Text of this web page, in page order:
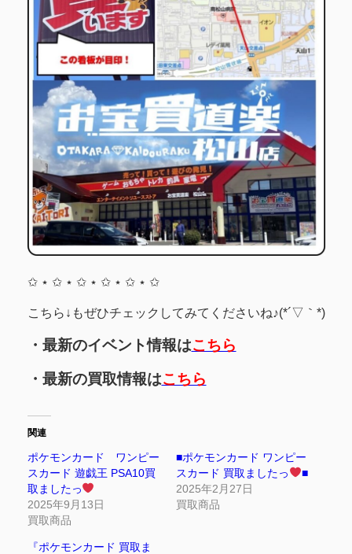
✩ ⋆ ✩ ⋆ ✩ ⋆ ✩ ⋆ ✩ ⋆ ✩
こちら↓もぜひチェックしてみてくださいね♪(*´▽｀*)
・最新のイベント情報はこちら
・最新の買取情報はこちら
関連
ポケモンカード ワンピー
スカード 遊戯王 PSA10買
取ましたっ
2025年9月13日
買取商品
■ポケモンカード ワンピー
スカード 買取ましたっ
■
2025年2月27日
買取商品
『ポケモンカード 買取ま